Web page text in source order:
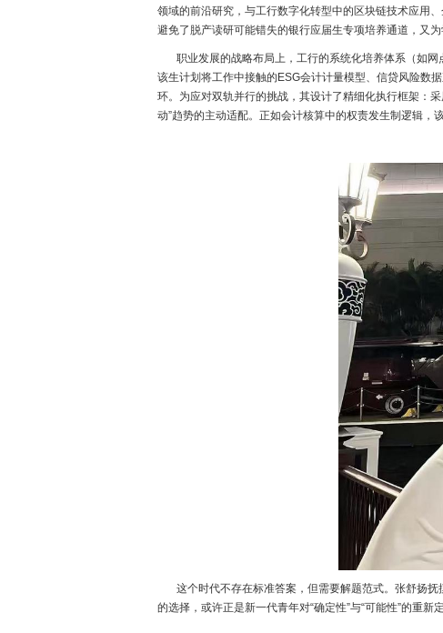
领域的前沿研究，与工行数字化转型中的区块链技术应用
避免了脱产读研可能错失的银行应届生专项培养通道，又为
职业发展的战略布局上，工行的系统化培养体系（如网
该生计划将工作中接触的ESG会计计量模型、信贷风险数
环。为应对双轨并行的挑战，其设计了精细化执行框架：
动”趋势的主动适配。正如会计核算中的权责发生制逻辑，
这个时代不存在标准答案，但需要解题范式。张舒扬抚
的选择，或许正是新一代青年对“确定性”与“可能性”的重